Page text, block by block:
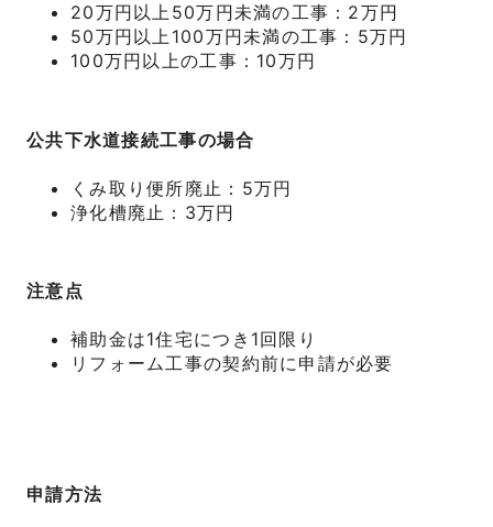
20万円以上50万円未満の工事：2万円
50万円以上100万円未満の工事：5万円
100万円以上の工事：10万円
公共下水道接続工事の場合
くみ取り便所廃止：5万円
浄化槽廃止：3万円
注意点
補助金は1住宅につき1回限り
リフォーム工事の契約前に申請が必要
申請方法